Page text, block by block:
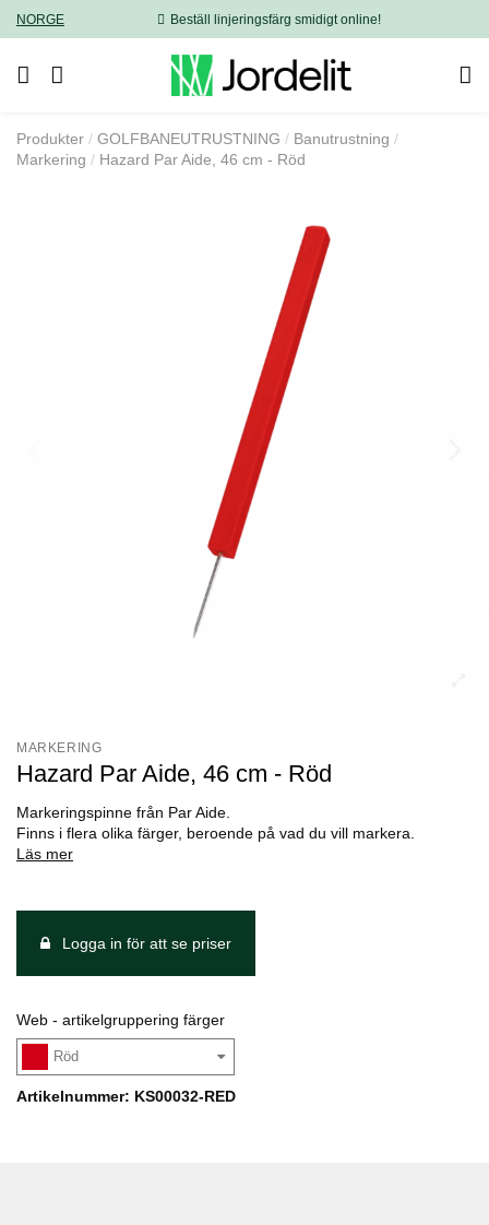
NORGE Beställ linjeringsfärg smidigt online!
Produkter GOLFBANEUTRUSTNING
Banutrustning
Markering
Hazard Par Aide, 46 cm - Röd
MARKERING
Hazard Par Aide, 46 cm - Röd
Markeringspinne från Par Aide.
Finns i flera olika färger, beroende på vad du vill markera.
Läs mer
Logga in för att se priser
Web - artikelgruppering färger
Röd
Artikelnummer: KS00032-RED